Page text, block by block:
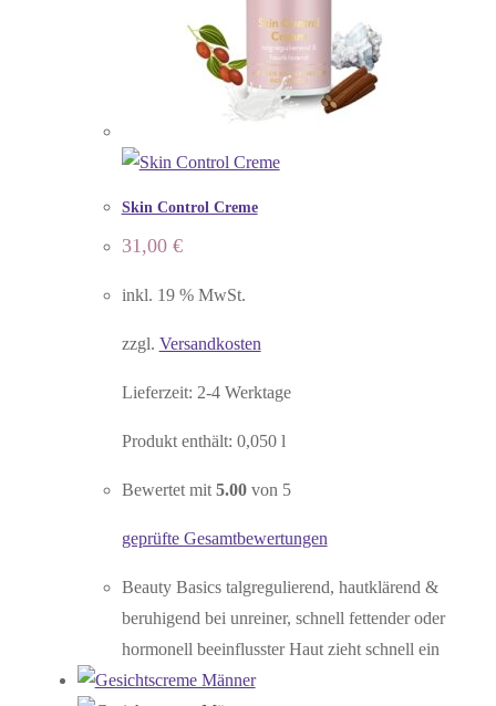
Skin Control Creme
31,00 €
inkl. 19 % MwSt.
zzgl. Versandkosten
Lieferzeit: 2-4 Werktage
Produkt enthält: 0,050 l
Bewertet mit 5.00von 5
geprüfte Gesamtbewertungen
Beauty Basics talgregulierend, hautklärend &
beruhigend bei unreiner, schnell fettender oder
hormonell beeinflusster Haut zieht schnell ein